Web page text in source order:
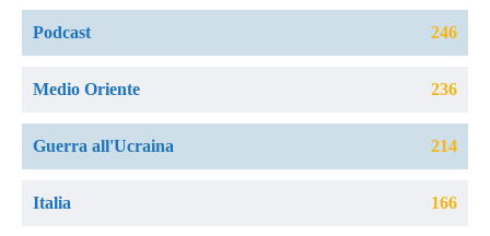
Podcast 246
Medio Oriente 236
Guerra all'Ucraina 214
Italia 166